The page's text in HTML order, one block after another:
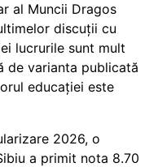
al Muncii Dragos
discuții cu
lucrurile sunt mult
de varianta publicată
educației este
2026, o
a primit nota 8.70